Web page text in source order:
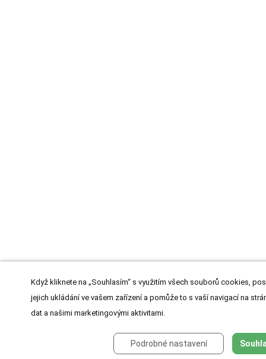
Když kliknete na „Souhlasím“ s využitím všech souborů cookies,
jejich ukládání ve vašem zařízení a pomůže to s vaší navigací na
dat a našimi marketingovými aktivitami.
Podrobné nastavení